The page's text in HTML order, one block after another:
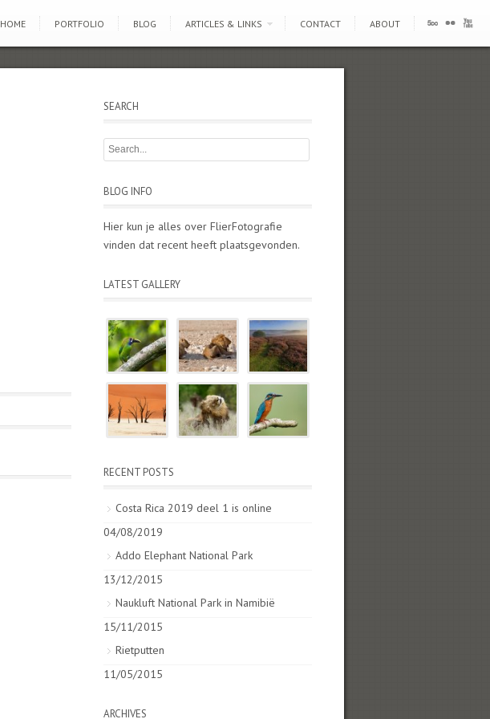
HOME PORTFOLIO BLOG ARTICLES & LINKS CONTACT ABOUT
SEARCH
BLOG INFO
Hier kun je alles over FlierFotografie
vinden dat recent heeft plaatsgevonden.
LATEST GALLERY
RECENT POSTS
Costa Rica 2019 deel 1 is online
04/08/2019
Addo Elephant National Park
13/12/2015
Naukluft National Park in Namibië
15/11/2015
Rietputten
11/05/2015
ARCHIVES